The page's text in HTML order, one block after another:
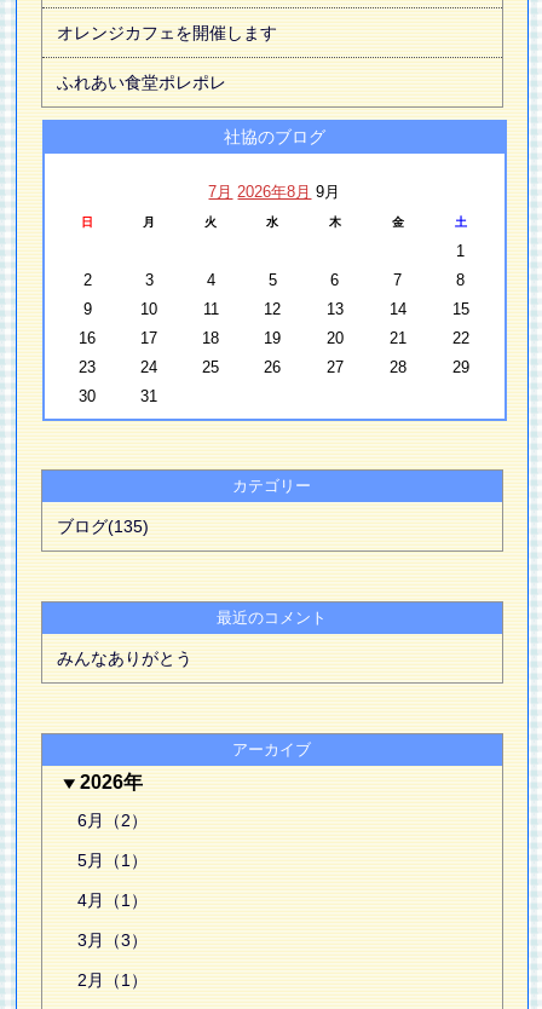
オレンジカフェを開催します
ふれあい食堂ポレポレ
社協のブログ
7月 2026年8月 9月
日 月 火 水 木 金 土
1
2
3 4 5 6 7
8
9
10 11 12 13 14
15
16
17 18 19 20 21
22
23
24 25 26 27 28
29
30
31
カテゴリー
ブログ(135)
最近のコメント
みんなありがとう
アーカイブ
2026年
6月（2）
5月（1）
4月（1）
3月（3）
2月（1）